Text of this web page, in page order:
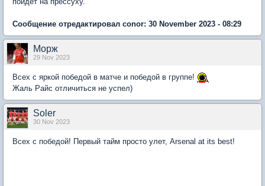
Сообщение отредактировал conor: 30 November 2023 - 08:29
Морж
29 Nov 2023
Всех с яркой победой в матче и победой в группе!
Жаль Райс отличиться не успел)
Soler
30 Nov 2023
Всех с победой! Первый тайм просто улет, Arsenal at its best!